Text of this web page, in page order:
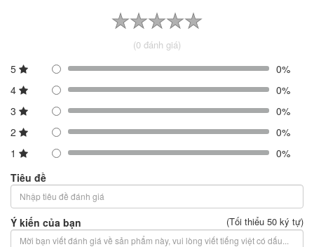
(0 đánh giá)
5
0%
4
0%
3
0%
2
0%
1
0%
Tiêu đề
Ý kiến của bạn (Tối thiểu 50 ký tự)